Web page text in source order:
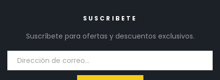
SUSCRIBETE
Suscríbete para ofertas y descuentos exclusivos.